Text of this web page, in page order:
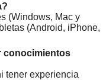
(Windows, Mac y
(Android, iPhone,
conocimientos
tener experiencia